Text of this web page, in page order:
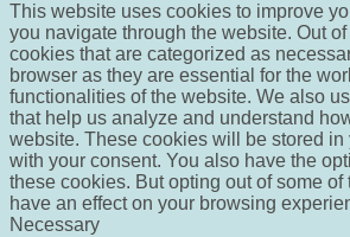
This website uses cookies to improve
you navigate through the website. Out
cookies that are categorized as
browser as they are essential for the
functionalities of the website. We also
that help us analyze and understand
website. These cookies will be stored in
with your consent. You also have the
these cookies. But opting out of some
have an effect on your browsing
Necessary